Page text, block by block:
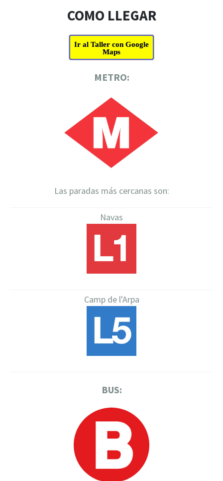
COMO LLEGAR
Ir al Taller con Google
Maps
METRO:
Las paradas más cercanas son:
Navas
Camp de l'Arpa
BUS: